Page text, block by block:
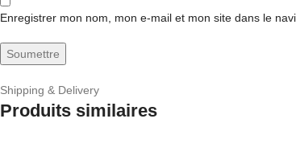
Enregistrer mon nom, mon e-mail et mon site dans le
Shipping & Delivery
Produits similaires